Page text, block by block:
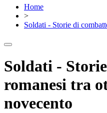
Home
>
Soldati - Storie di
Soldati -
romanesi tra
novecento